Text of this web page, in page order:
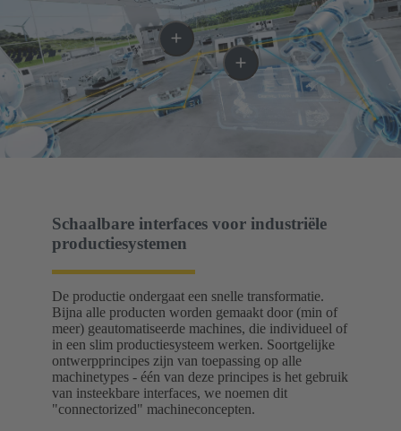
Schaalbare interfaces voor industriële
productiesystemen
De productie ondergaat een snelle transformatie.
Bijna alle producten worden gemaakt door (min of
meer) geautomatiseerde machines, die individueel of
in een slim productiesysteem werken. Soortgelijke
ontwerpprincipes zijn van toepassing op alle
machinetypes - één van deze principes is het gebruik
van insteekbare interfaces, we noemen dit
"connectorized" machineconcepten.